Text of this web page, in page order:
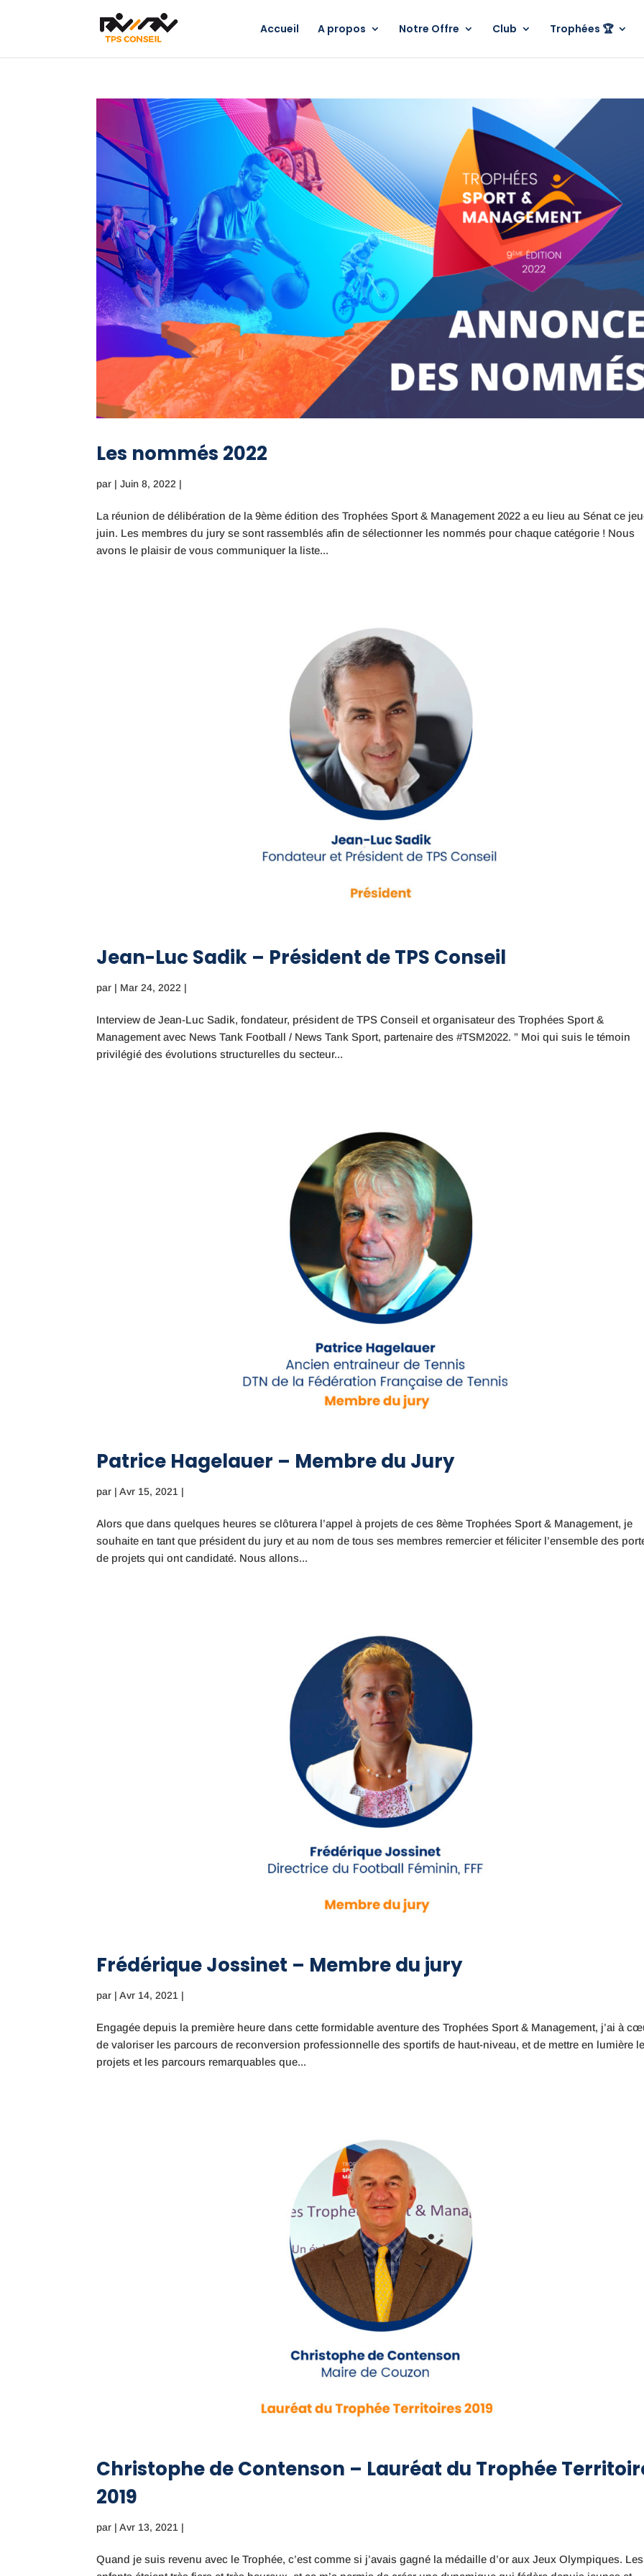
Accueil A propos Notre Offre Club Trophées 🏆
Les nommés 2022
par |Juin 8, 2022 |
La réunion de délibération de la 9ème édition des Trophées Sport & Management 2022 a eu lieu au Sénat ce
juin. Les membres du jury se sont rassemblés afin de sélectionner les nommés pour chaque catégorie ! Nous
avons le plaisir de vous communiquer la liste...
Jean-Luc Sadik – Président de TPS Conseil
par | Mar 24, 2022 |
Interview de Jean-Luc Sadik, fondateur, président de TPS Conseil et organisateur des Trophées Sport &
Management avec News Tank Football / News Tank Sport, partenaire des #TSM2022. ” Moi qui suis le témoin
privilégié des évolutions structurelles du secteur...
Patrice Hagelauer – Membre du Jury
par |Avr 15, 2021 |
Alors que dans quelques heures se clôturera l’appel à projets de ces 8ème Trophées Sport & Management, je
souhaite en tant que président du jury et au nom de tous ses membres remercier et féliciter l’ensemble des
de projets qui ont candidaté. Nous allons...
Frédérique Jossinet – Membre du jury
par |Avr 14, 2021 |
Engagée depuis la première heure dans cette formidable aventure des Trophées Sport & Management, j’ai à
de valoriser les parcours de reconversion professionnelle des sportifs de haut-niveau, et de mettre en lumière
projets et les parcours remarquables que...
Christophe de Contenson – Lauréat du Trophée
2019
par |Avr 13, 2021 |
Quand je suis revenu avec le Trophée, c’est comme si j’avais gagné la médaille d’or aux Jeux Olympiques. Les